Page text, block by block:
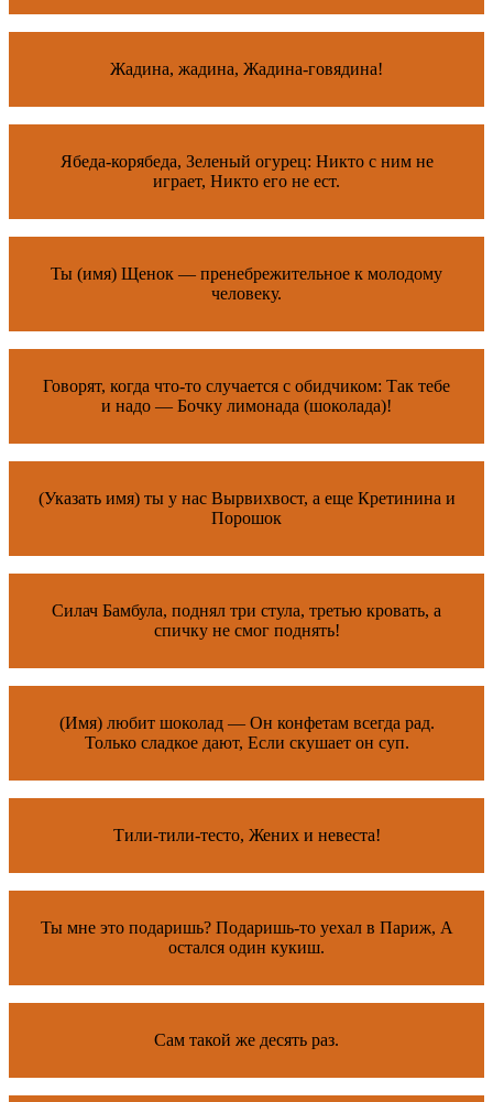
Жадина, жадина, Жадина-говядина!
Ябеда-корябеда, Зеленый огурец: Никто с ним не
играет, Никто его не ест.
Ты (имя) Щенок — пренебрежительное к молодому
человеку.
Говорят, когда что-то случается с обидчиком: Так тебе
и надо — Бочку лимонада (шоколада)!
(Указать имя) ты у нас Вырвихвост, а еще Кретинина и
Порошок
Силач Бамбула, поднял три стула, третью кровать, а
спичку не смог поднять!
(Имя) любит шоколад — Он конфетам всегда рад.
Только сладкое дают, Если скушает он суп.
Тили-тили-тесто, Жених и невеста!
Ты мне это подаришь? Подаришь-то уехал в Париж, А
остался один кукиш.
Сам такой же десять раз.